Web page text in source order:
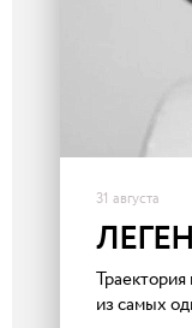
31 августа
из самых